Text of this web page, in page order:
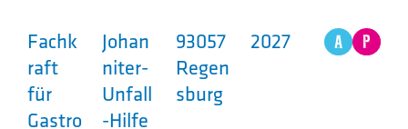
Fachk
raft
für
Gastro
Johan
niter-
Unfall
-Hilfe
93057
Regen
sburg
2027